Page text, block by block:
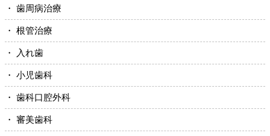
2024.4.28 伊勢崎市歯周病検診について
2026年GW休診日のお知らせ
2025年 年末年始休診日のお知らせ
2025年GW休診日のお知らせ
2025年夏季休診日のお知らせ
2024年 年末年始休診日のお知らせ
・ 歯周病治療
・ 根管治療
・ 入れ歯
・ 小児歯科
・ 歯科口腔外科
・ 審美歯科